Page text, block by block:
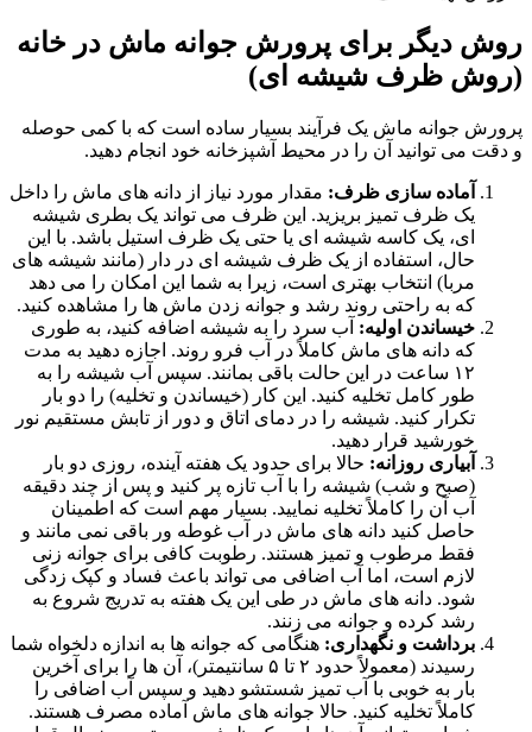
روش دیگر برای پرورش جوانه ماش در خانه
(روش ظرف شیشه ای)
پرورش جوانه ماش یک فرآیند بسیار ساده است که با کمی حوصله
و دقت می توانید آن را در محیط آشپزخانه خود انجام دهید.
آماده سازی ظرف: مقدار مورد نیاز از دانه های ماش را داخل
یک ظرف تمیز بریزید. این ظرف می تواند یک بطری شیشه
ای، یک کاسه شیشه ای یا حتی یک ظرف استیل باشد. با این
حال، استفاده از یک ظرف شیشه ای در دار (مانند شیشه های
مربا) انتخاب بهتری است، زیرا به شما این امکان را می دهد
که به راحتی روند رشد و جوانه زدن ماش ها را مشاهده کنید.
خیساندن اولیه: آب سرد را به شیشه اضافه کنید، به طوری
که دانه های ماش کاملاً در آب فرو روند. اجازه دهید به مدت
۱۲ ساعت در این حالت باقی بمانند. سپس آب شیشه را به
طور کامل تخلیه کنید. این کار (خیساندن و تخلیه) را دو بار
تکرار کنید. شیشه را در دمای اتاق و دور از تابش مستقیم نور
خورشید قرار دهید.
آبیاری روزانه: حالا برای حدود یک هفته آینده، روزی دو بار
(صبح و شب) شیشه را با آب تازه پر کنید و پس از چند دقیقه
آب آن را کاملاً تخلیه نمایید. بسیار مهم است که اطمینان
حاصل کنید دانه های ماش در آب غوطه ور باقی نمی مانند و
فقط مرطوب و تمیز هستند. رطوبت کافی برای جوانه زنی
لازم است، اما آب اضافی می تواند باعث فساد و کپک زدگی
شود. دانه های ماش در طی این یک هفته به تدریج شروع به
رشد کرده و جوانه می زنند.
برداشت و نگهداری: هنگامی که جوانه ها به اندازه دلخواه شما
رسیدند (معمولاً حدود ۲ تا ۵ سانتیمتر)، آن ها را برای آخرین
بار به خوبی با آب تمیز شستشو دهید و سپس آب اضافی را
کاملاً تخلیه کنید. حالا جوانه های ماش آماده مصرف هستند.